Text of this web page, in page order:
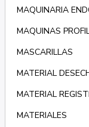
MAQUINARIA
MAQUINAS
MASCARILLAS
MATERIAL
MATERIAL
MATERIALES